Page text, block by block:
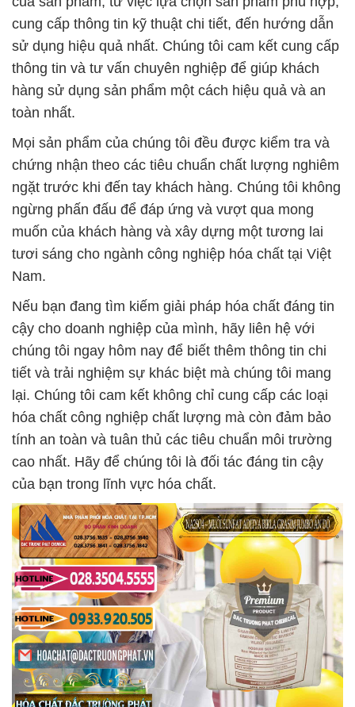
cung cấp thông tin kỹ thuật chi tiết, đến hướng dẫn
sử dụng hiệu quả nhất. Chúng tôi cam kết cung cấp
thông tin và tư vấn chuyên nghiệp để giúp khách
hàng sử dụng sản phẩm một cách hiệu quả và an
toàn nhất.
Mọi sản phẩm của chúng tôi đều được kiểm tra và
chứng nhận theo các tiêu chuẩn chất lượng nghiêm
ngặt trước khi đến tay khách hàng. Chúng tôi không
ngừng phấn đấu để đáp ứng và vượt qua mong
muốn của khách hàng và xây dựng một tương lai
tươi sáng cho ngành công nghiệp hóa chất tại Việt
Nam.
Nếu bạn đang tìm kiếm giải pháp hóa chất đáng tin
cậy cho doanh nghiệp của mình, hãy liên hệ với
chúng tôi ngay hôm nay để biết thêm thông tin chi
tiết và trải nghiệm sự khác biệt mà chúng tôi mang
lại. Chúng tôi cam kết không chỉ cung cấp các loại
hóa chất công nghiệp chất lượng mà còn đảm bảo
tính an toàn và tuân thủ các tiêu chuẩn môi trường
cao nhất. Hãy để chúng tôi là đối tác đáng tin cậy
của bạn trong lĩnh vực hóa chất.